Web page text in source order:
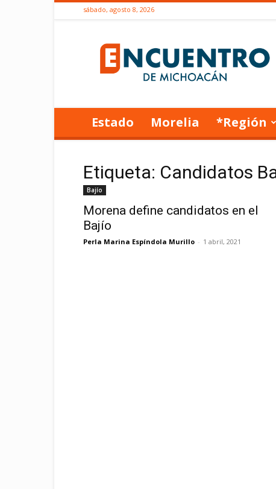
sábado, agosto 8, 2026
de
Michoacán
Estado Morelia *Región
Etiqueta: Candidatos
Bajío
Morena define candidatos en el
Bajío
Perla Marina Espíndola Murillo - 1 abril, 2021